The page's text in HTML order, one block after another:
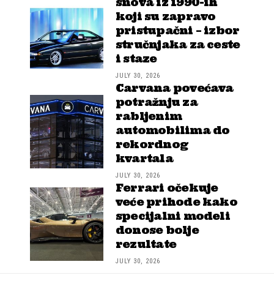
koji su zapravo
pristupačni – izbor
stručnjaka za ceste
i staze
JULY 30, 2026
Carvana povećava
potražnju za
rabljenim
automobilima do
rekordnog
kvartala
JULY 30, 2026
Ferrari očekuje
veće prihode kako
specijalni modeli
donose bolje
rezultate
JULY 30, 2026